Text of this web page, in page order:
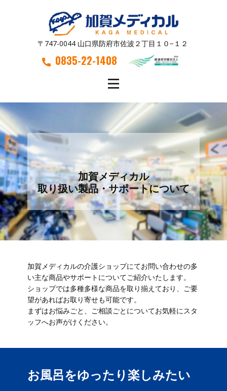
〒747-0044 山口県防府市佐波２丁目１０−１２
0835-22-1408
加賀メディカル
取り扱い製品・サポートについて
加賀メディカルの介護ショップにてお問い合わせの多
い主な商品やサポートについてご紹介いたします。
ショップでは多種多様な商品を取り揃えており、ご要
望があればお取り寄せも可能です。
まずはお悩みごと、ご相談ごとについてお気軽にスタ
ッフへお声がけください。
お風呂をゆったり楽しみ​たい